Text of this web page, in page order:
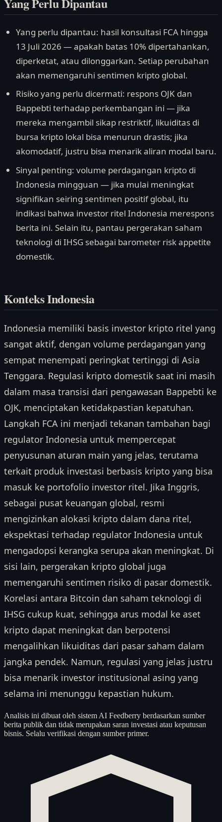
Yang perlu dipantau: hasil konsultasi FCA hingga
13 Juli 2026 — apakah batas 10% dipertahankan,
diperketat, atau dilonggarkan. Setiap perubahan
akan memengaruhi sentimen kripto global.
Risiko yang perlu dicermati: respons OJK dan
Bappebti terhadap perkembangan ini — jika
mereka mengambil sikap restriktif, likuiditas di
bursa kripto lokal bisa menurun drastis; jika
akomodatif, justru bisa menarik aliran modal baru.
Sinyal penting: volume perdagangan kripto di
Indonesia mingguan — jika mulai meningkat
signifikan seiring sentimen positif global, itu
indikasi bahwa investor ritel Indonesia merespons
berita ini. Selain itu, pantau pergerakan saham
teknologi di IHSG sebagai barometer risk appetite
domestik.
Konteks Indonesia
Indonesia memiliki basis investor kripto ritel yang
sangat aktif, dengan volume perdagangan yang
sempat menempati peringkat tertinggi di Asia
Tenggara. Regulasi kripto domestik saat ini masih
dalam masa transisi dari pengawasan Bappebti ke
OJK, menciptakan ketidakpastian kepatuhan.
Langkah FCA ini menjadi tekanan tambahan bagi
regulator Indonesia untuk mempercepat
penyusunan aturan main yang jelas, terutama
terkait produk investasi berbasis kripto yang bisa
masuk ke portofolio investor ritel. Jika Inggris,
sebagai pusat keuangan global, resmi
mengizinkan alokasi kripto dalam dana ritel,
ekspektasi terhadap regulator Indonesia untuk
mengadopsi kerangka serupa akan meningkat. Di
sisi lain, pergerakan kripto global juga
memengaruhi sentimen risiko di pasar domestik.
Korelasi antara Bitcoin dan saham teknologi di
IHSG cukup kuat, sehingga arus modal ke aset
kripto dapat meningkat dan berpotensi
mengalihkan likuiditas dari pasar saham dalam
jangka pendek. Namun, regulasi yang jelas justru
bisa menarik investor institusional asing yang
selama ini menunggu kepastian hukum.
Analisis ini dibuat oleh sistem AI Feedberry berdasarkan sumber
berita publik dan tidak merupakan saran investasi atau keputusan
bisnis. Selalu verifikasi dengan sumber primer.